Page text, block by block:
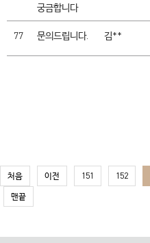
궁금합니다
77 문의드립니다. 김**
처음 이전 151 152
맨끝